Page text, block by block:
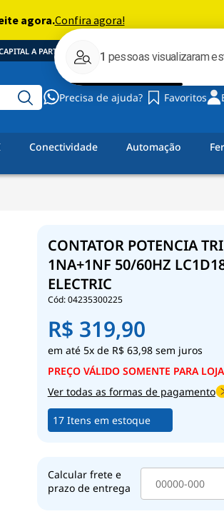
A PARTIR DE R$ 350,00
Precisa de ajuda? Favoritos
Conectividade Automação
CONTATOR POTENCIA
1NA+1NF 50/60HZ
ELECTRIC
04235300225
R$ 319,90
5x de R$ 63,98sem juros
Ver todas as formas de pagamento
17 Itens em estoque
Calcular frete e
prazo de entrega